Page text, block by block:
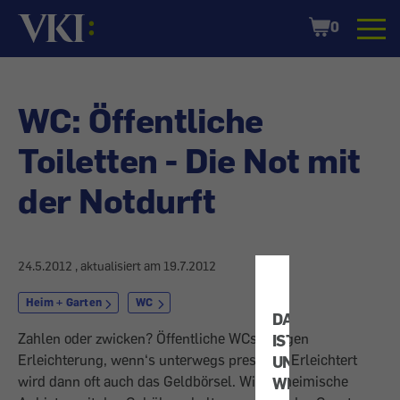
DATENSCHUTZ
IST
UNS
WICHTIG!
Startseite
Shopping
Cart
0
WC: Öffentliche
Toiletten - Die Not mit
der Notdurft
24.5.2012 , aktualisiert am 19.7.2012
Heim + Garten WC
Zahlen oder zwicken? Öffentliche WCs bringen
Erleichterung, wenn‘s unterwegs pressiert. Erleichtert
wird dann oft auch das Geldbörsel. Wie es heimische